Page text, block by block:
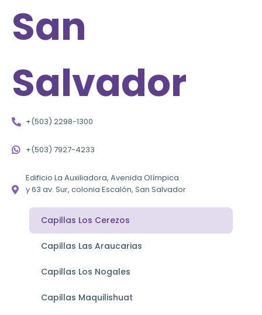
San
Salvador
+(503) 2298-1300
+(503) 7927-4233
Edificio La Auxiliadora, Avenida Olímpica
y 63 av. Sur, colonia Escalón, San Salvador
Capillas Los Cerezos
Capillas Las Araucarias
Capillas Los Nogales
Capillas Maquilishuat